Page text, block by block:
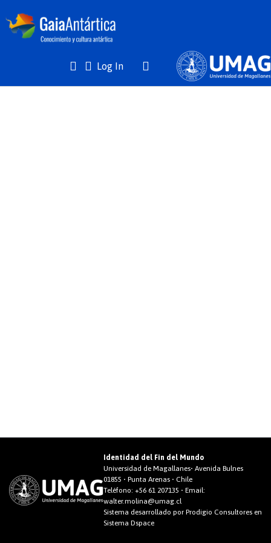
Log In(current)
Identidad del Fin del Mundo
Universidad de Magallanes• Avenida Bulnes
01855 • Punta Arenas • Chile
Teléfono: +56 61 207135 • Email:
walter.molina@umag.cl
Sistema desarrollado por Prodigio Consultores en
Sistema Dspace